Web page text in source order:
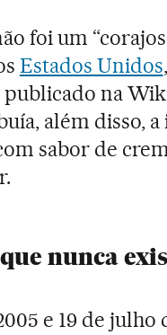
foi um
Estados Unidos
na
além disso,
sabor de
nunca
e 19 de julho